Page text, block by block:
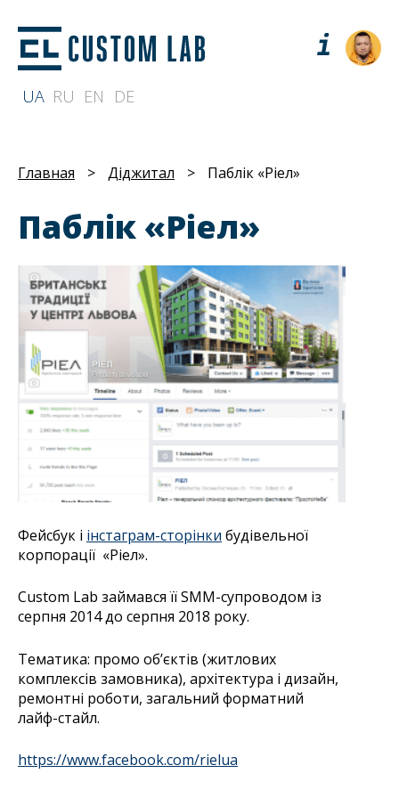
UA RU EN DE
Главная > Діджитал > Паблік «Ріел»
Паблік «Ріел»
Фейсбук і інстаграм-сторінки будівельної
корпорації «Ріел».
Custom Lab займався її SMM-супроводом із
серпня 2014 до серпня 2018 року.
Тематика: промо об’єктів (житлових
комплексів замовника), архітектура і дизайн,
ремонтні роботи, загальний форматний
лайф-стайл.
https://www.facebook.com/rielua